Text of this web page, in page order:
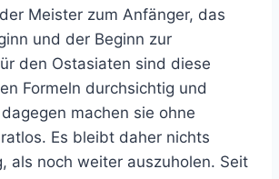
Meister zum Anfänger, das
und der Beginn zur
den Ostasiaten sind diese
Formeln durchsichtig und
machen sie ohne
Es bleibt daher nichts
als noch weiter auszuholen. Seit